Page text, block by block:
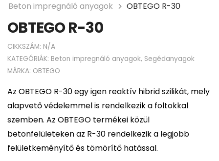
Beton impregnáló anyagok
OBTEGO R-30
OBTEGO R-30
CIKKSZÁM: N/A
KATEGÓRIÁK: Beton impregnáló anyagok, Segédanyagok
MÁRKA: OBTEGO
Az OBTEGO R-30 egy igen reaktív hibrid szilikát, mely
alapvető védelemmel is rendelkezik a foltokkal
szemben. Az OBTEGO termékei közül
betonfelületeken az R-30 rendelkezik a legjobb
felületkeményítő és tömörítő hatással.